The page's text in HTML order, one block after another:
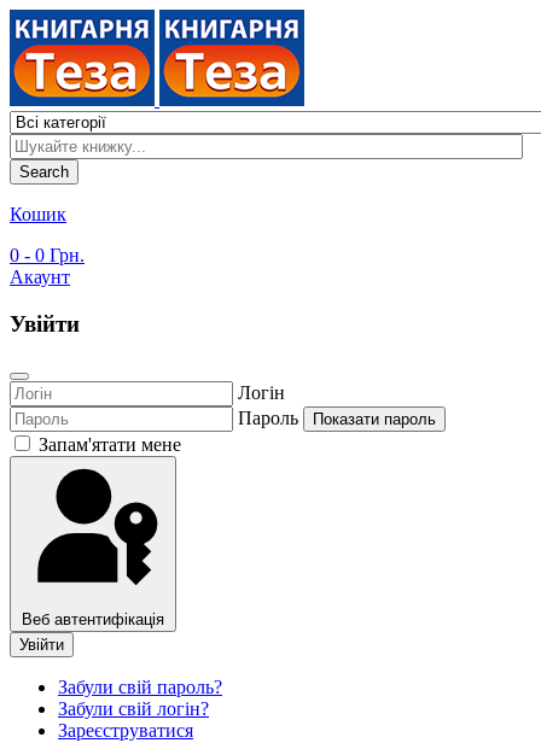
Search
Кошик
0 - 0 Грн.
Акаунт
Увійти
Логін
Пароль
Показати пароль
Запам'ятати мене
Веб автентифікація
Увійти
Забули свій пароль?
Забули свій логін?
Зареєструватися